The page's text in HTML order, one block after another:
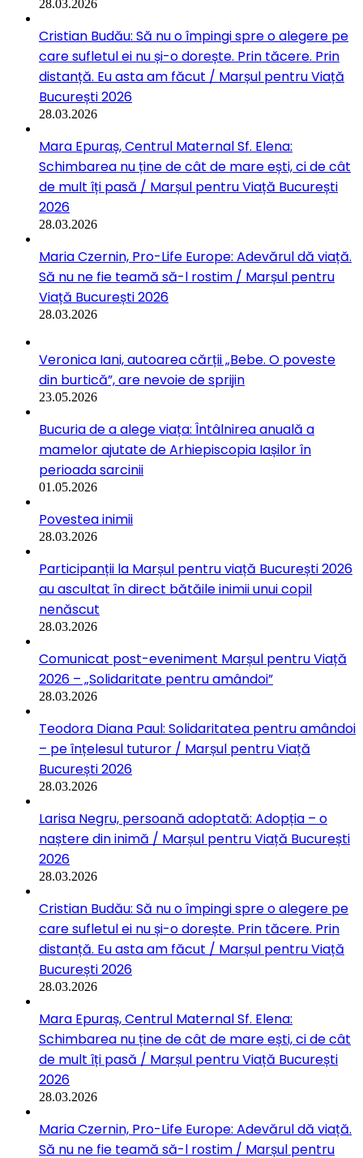
28.03.2026
Cristian Budău: Să nu o împingi spre o alegere pe
care sufletul ei nu și-o dorește. Prin tăcere. Prin
distanță. Eu asta am făcut / Marșul pentru Viață
București 2026
28.03.2026
Mara Epuraș, Centrul Maternal Sf. Elena:
Schimbarea nu ține de cât de mare ești, ci de cât
de mult îți pasă / Marșul pentru Viață București
2026
28.03.2026
Maria Czernin, Pro-Life Europe: Adevărul dă viață.
Să nu ne fie teamă să-l rostim / Marșul pentru
Viață București 2026
28.03.2026
Veronica Iani, autoarea cărții „Bebe. O poveste
din burtică”, are nevoie de sprijin
23.05.2026
Bucuria de a alege viața: Întâlnirea anuală a
mamelor ajutate de Arhiepiscopia Iașilor în
perioada sarcinii
01.05.2026
Povestea inimii
28.03.2026
Participanții la Marșul pentru viață București 2026
au ascultat în direct bătăile inimii unui copil
nenăscut
28.03.2026
Comunicat post-eveniment Marșul pentru Viață
2026 – „Solidaritate pentru amândoi”
28.03.2026
Teodora Diana Paul: Solidaritatea pentru amândoi
– pe înțelesul tuturor / Marșul pentru Viață
București 2026
28.03.2026
Larisa Negru, persoană adoptată: Adopția – o
naștere din inimă / Marșul pentru Viață București
2026
28.03.2026
Cristian Budău: Să nu o împingi spre o alegere pe
care sufletul ei nu și-o dorește. Prin tăcere. Prin
distanță. Eu asta am făcut / Marșul pentru Viață
București 2026
28.03.2026
Mara Epuraș, Centrul Maternal Sf. Elena:
Schimbarea nu ține de cât de mare ești, ci de cât
de mult îți pasă / Marșul pentru Viață București
2026
28.03.2026
Maria Czernin, Pro-Life Europe: Adevărul dă viață.
Să nu ne fie teamă să-l rostim / Marșul pentru